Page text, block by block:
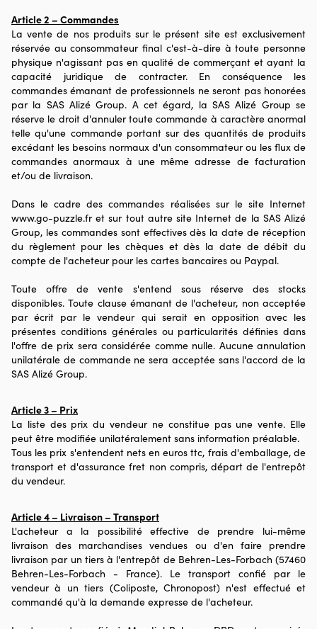
Article 2 – Commandes
La vente de nos produits sur le présent site est exclusivement
réservée au consommateur final c'est-à-dire à toute personne
physique n'agissant pas en qualité de commerçant et ayant la
capacité juridique de contracter. En conséquence les
commandes émanant de professionnels ne seront pas honorées
par la SAS Alizé Group. A cet égard, la SAS Alizé Group se
réserve le droit d'annuler toute commande à caractère anormal
telle qu'une commande portant sur des quantités de produits
excédant les besoins normaux d'un consommateur ou les flux de
commandes anormaux à une même adresse de facturation
et/ou de livraison.
Dans le cadre des commandes réalisées sur le site Internet
www.go-puzzle.fr et sur tout autre site Internet de la SAS Alizé
Group, les commandes sont effectives dès la date de réception
du règlement pour les chèques et dès la date de débit du
compte de l'acheteur pour les cartes bancaires ou Paypal.
Toute offre de vente s'entend sous réserve des stocks
disponibles. Toute clause émanant de l'acheteur, non acceptée
par écrit par le vendeur qui serait en opposition avec les
présentes conditions générales ou particularités définies dans
l'offre de prix sera considérée comme nulle. Aucune annulation
unilatérale de commande ne sera acceptée sans l'accord de la
SAS Alizé Group.
Article 3 – Prix
La liste des prix du vendeur ne constitue pas une vente. Elle
peut être modifiée unilatéralement sans information préalable.
Tous les prix s'entendent nets en euros ttc, frais d'emballage, de
transport et d'assurance fret non compris, départ de l'entrepôt
du vendeur.
Article 4 – Livraison – Transport
L'acheteur a la possibilité effective de prendre lui-même
livraison des marchandises vendues ou d'en faire prendre
livraison par un tiers à l'entrepôt de Behren-Les-Forbach (57460
Behren-Les-Forbach - France). Le transport confié par le
vendeur à un tiers (Coliposte, Chronopost) n'est effectué et
commandé qu'à la demande expresse de l'acheteur.